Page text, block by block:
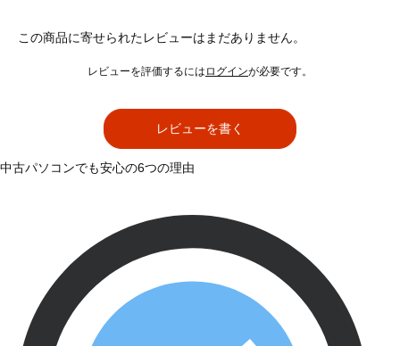
この商品に寄せられたレビューはまだありません。
レビューを評価するには ログインが必要です。
レビューを書く
中古パソコンでも安心の6つの理由